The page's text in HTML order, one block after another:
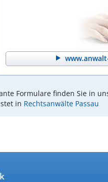
Formulare finden Sie in
in Rechtsanwälte Passau